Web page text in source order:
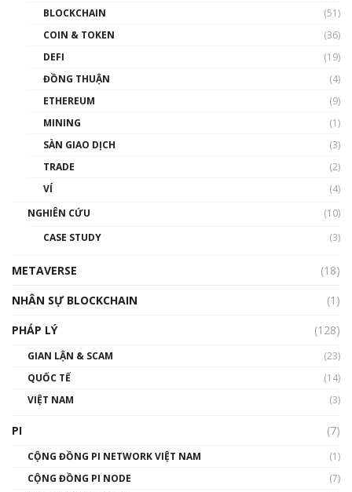
BLOCKCHAIN
(51)
COIN & TOKEN
(36)
DEFI
(19)
ĐỒNG THUẬN
(4)
ETHEREUM
(9)
MINING
(1)
SÀN GIAO DỊCH
(3)
TRADE
(2)
VÍ
(4)
NGHIÊN CỨU
(10)
CASE STUDY
(3)
METAVERSE
(18)
NHÂN SỰ BLOCKCHAIN
(1)
PHÁP LÝ
(128)
GIAN LẬN & SCAM
(23)
QUỐC TẾ
(14)
VIỆT NAM
(3)
PI (7)
CỘNG ĐỒNG PI NETWORK VIỆT NAM
(1)
CỘNG ĐỒNG PI NODE
(7)